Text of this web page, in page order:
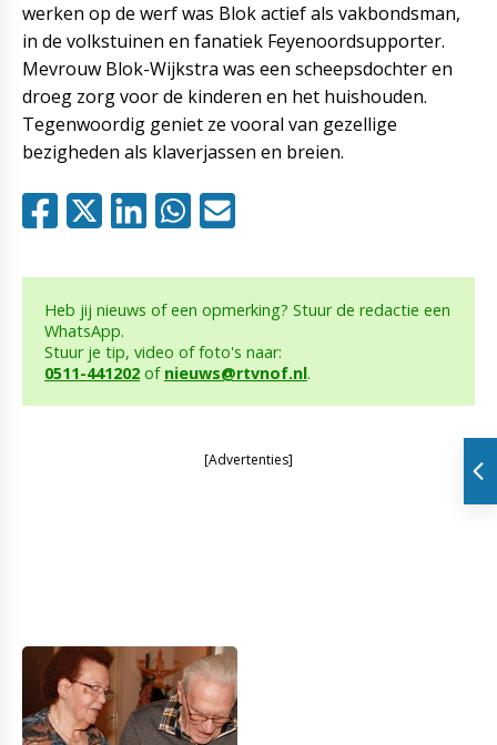
werken op de werf was Blok actief als vakbondsman,
in de volkstuinen en fanatiek Feyenoordsupporter.
Mevrouw Blok-Wijkstra was een scheepsdochter en
droeg zorg voor de kinderen en het huishouden.
Tegenwoordig geniet ze vooral van gezellige
bezigheden als klaverjassen en breien.
Heb jij nieuws of een opmerking? Stuur de redactie een
WhatsApp.
Stuur je tip, video of foto's naar:
0511-441202 of nieuws@rtvnof.nl.
[Advertenties]